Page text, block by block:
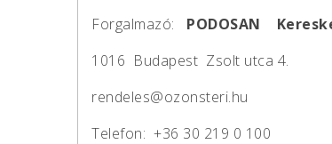
Forgalmazó: PODOSAN
1016 Budapest Zsolt utca 4.
rendeles@ozonsteri.hu
Telefon: +36 30 219 0 100